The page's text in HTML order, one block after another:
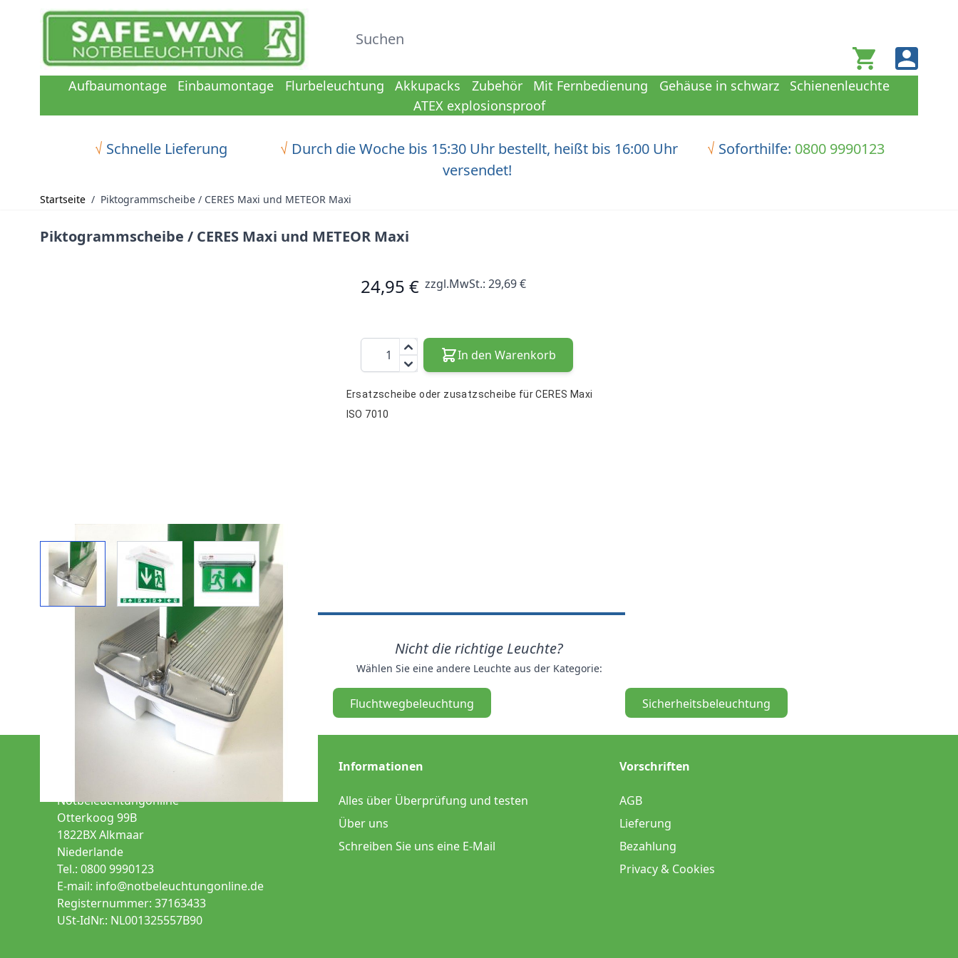
Zum Inhalt springen
Suchen
Warenkorb
√ Schnelle Lieferung √ Durch die Woche bis 15:30 Uhr bestellt, heißt bis 16:00 Uhr
versendet!
√ Soforthilfe: 0800 9990123
Aufbaumontage Einbaumontage Flurbeleuchtung Akkupacks Zubehör Mit Fernbedienung Gehäuse in schwarz
Schienenleuchte
ATEX explosionsproof
Startseite / Piktogrammscheibe / CERES Maxi und METEOR Maxi
Piktogrammscheibe / CERES Maxi und METEOR Maxi
View larger imageView larger imageView larger image
24,95 € zzgl.MwSt.: 29,69 €
Menge
In den Warenkorb
Ersatzscheibe oder zusatzscheibe für CERES Maxi
ISO 7010
Nicht die richtige Leuchte?
Wählen Sie eine andere Leuchte aus der Kategorie:
Notbeleuchtung Fluchtwegbeleuchtung Sicherheitsbeleuchtung
Notbeleuchtungonline
Otterkoog 99B
1822BX Alkmaar
Niederlande
Tel.: 0800 9990123
E-mail: info@notbeleuchtungonline.de
Registernummer: 37163433
USt-IdNr.: NL001325557B90
Informationen
Alles über Überprüfung und testen
Über uns
Schreiben Sie uns eine E-Mail
Vorschriften
AGB
Lieferung
Bezahlung
Privacy & Cookies